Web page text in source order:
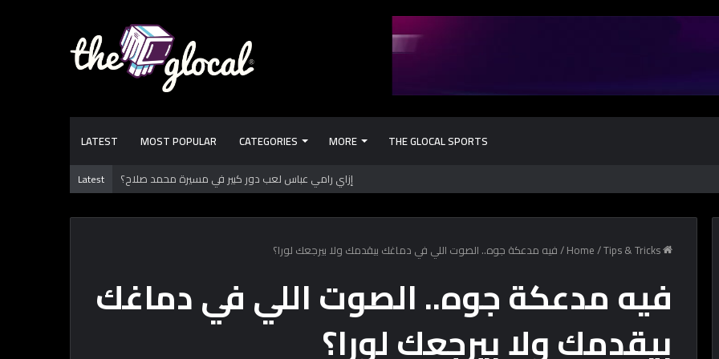
LATEST MOST POPULAR CATEGORIES MORE THE GLOCAL SPORTS
Latest كشف أثري جديد بالدقهلية يوثق آلاف السنين من الاستيطان البشري
/Tips & Tricks
/فيه مدعكة جوه.. الصوت اللي في دماغك بيقدمك ولا بيرجعك لورا؟
فيه مدعكة جوه.. الصوت اللي في دماغك
بيقدمك ولا بيرجعك لورا؟